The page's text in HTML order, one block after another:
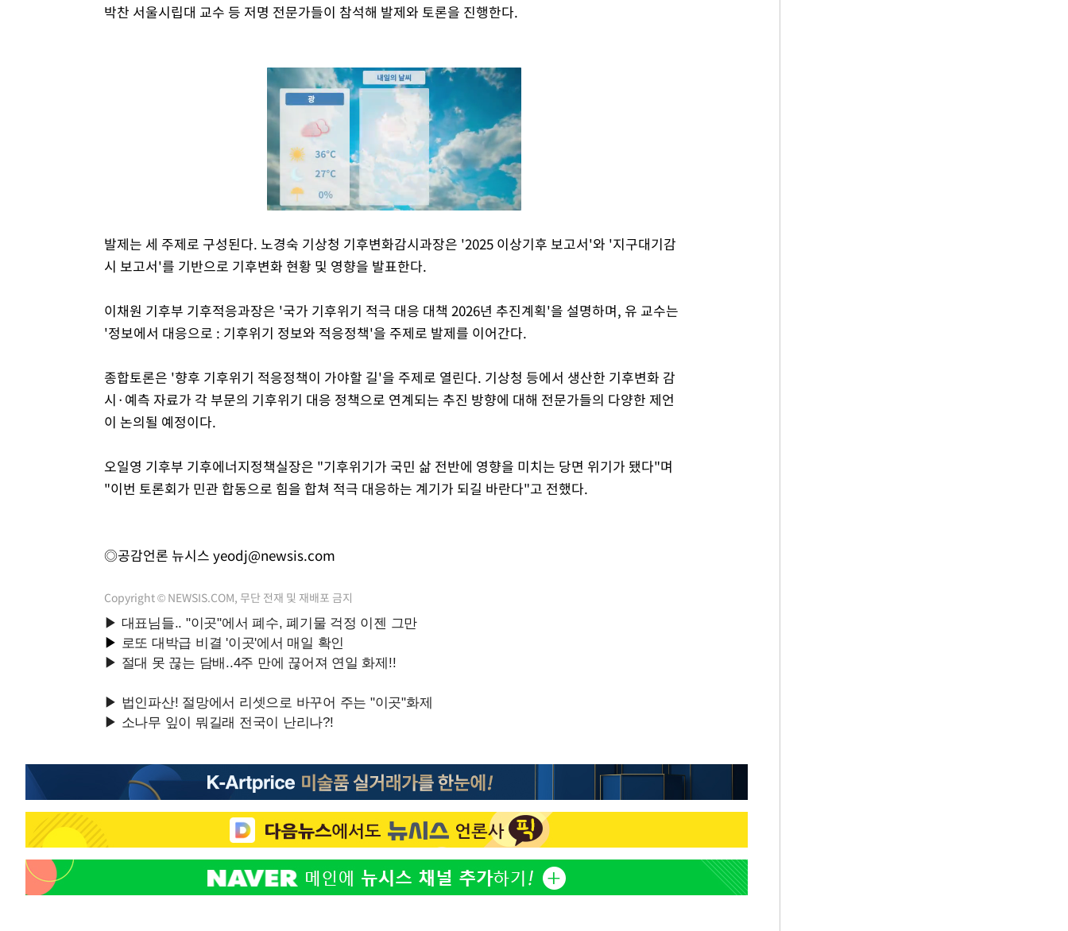
박찬 서울시립대 교수 등 저명 전문가들이 참석해 발제와 토론을 진행한다.
발제는 세 주제로 구성된다. 노경숙 기상청 기후변화감시과장은 '2025 이상기후 보고서'와 '지구대기감
시 보고서'를 기반으로 기후변화 현황 및 영향을 발표한다.
이채원 기후부 기후적응과장은 '국가 기후위기 적극 대응 대책 2026년 추진계획'을 설명하며, 유 교수는
'정보에서 대응으로 : 기후위기 정보와 적응정책'을 주제로 발제를 이어간다.
종합토론은 '향후 기후위기 적응정책이 가야할 길'을 주제로 열린다. 기상청 등에서 생산한 기후변화 감
시·예측 자료가 각 부문의 기후위기 대응 정책으로 연계되는 추진 방향에 대해 전문가들의 다양한 제언
이 논의될 예정이다.
오일영 기후부 기후에너지정책실장은 "기후위기가 국민 삶 전반에 영향을 미치는 당면 위기가 됐다"며
"이번 토론회가 민관 합동으로 힘을 합쳐 적극 대응하는 계기가 되길 바란다"고 전했다.
◎공감언론 뉴시스 yeodj@newsis.com
Copyright © NEWSIS.COM, 무단 전재 및 재배포 금지